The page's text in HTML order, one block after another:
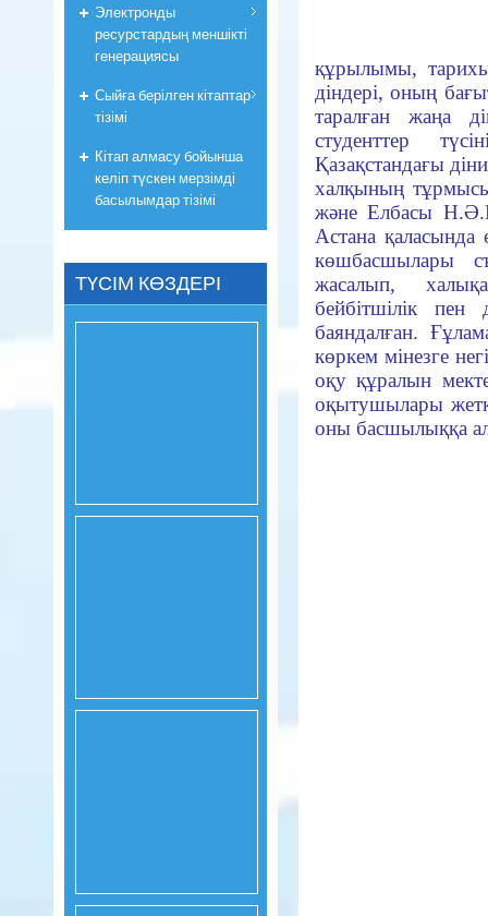
құрылымы,
діндері, оның
таралған жаңа
студенттер
Қазақстандағы
халқының
және Елбасы
Астана қаласында
көшбасшылары
жасалып,
бейбітшілік пен
баяндалған.
көркем мінезге
оқу құралын
оқытушылары
оны басшылыққа
Электронды
ресурстардың меншікті
генерациясы
Сыйға берілген кітаптар
тізімі
Кітап алмасу бойынша
келіп түскен мерзімді
басылымдар тізімі
ТҮСІМ КӨЗДЕРІ